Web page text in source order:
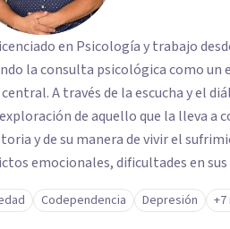
en Psicología y trabajo
la consulta psicológica como un
el diálogo, busco acompañar a cada persona
de aquello que la lleva a
y de su manera de vivir el
emocionales, dificultades en
de crisis. Como parte de mi
curso una Maestría en
Codependencia Depresión +7